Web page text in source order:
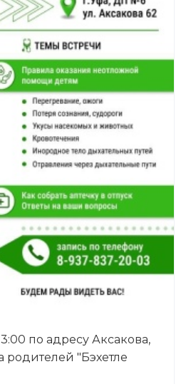
по адресу Аксакова,
родителей "Бэхетле